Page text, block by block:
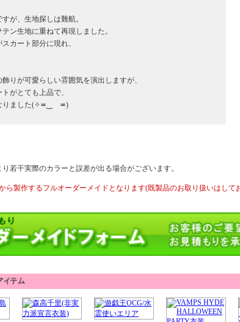
が、生地探しは難航。
ン生地に重ねて再現しました。
カート部分に現れ、
りが可愛らしい雰囲気を演出しますが、
がとても上品で、
りました(✧≖‿ゝ≖)
若干実際のカラーと誤差が出る場合がございます。
ら製作するフルオーダーメイドとなります(既製品のお取り扱いはして